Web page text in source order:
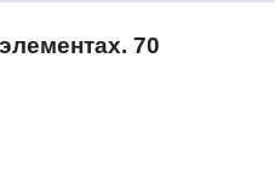
70